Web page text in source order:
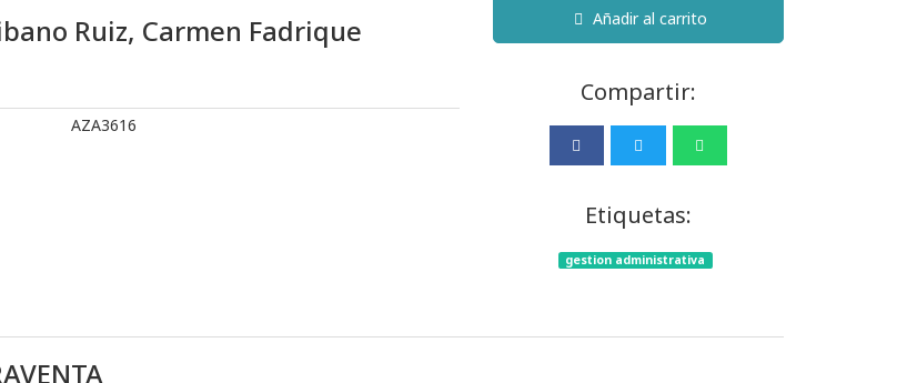
Ruiz, Carmen Fadrique
AZA3616
Añadir al carrito
Compartir:
Etiquetas:
gestion administrativa